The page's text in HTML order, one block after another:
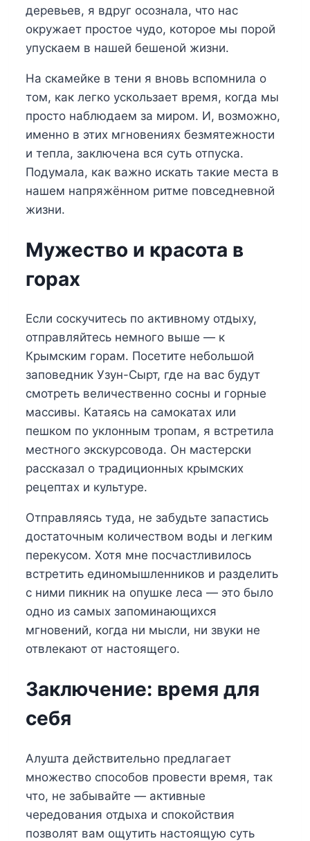
деревьев, я вдруг осознала, что нас
окружает простое чудо, которое мы порой
упускаем в нашей бешеной жизни.
На скамейке в тени я вновь вспомнила о
том, как легко ускользает время, когда мы
просто наблюдаем за миром. И, возможно,
именно в этих мгновениях безмятежности
и тепла, заключена вся суть отпуска.
Подумала, как важно искать такие места в
нашем напряжённом ритме повседневной
жизни.
Мужество и красота в
горах
Если соскучитесь по активному отдыху,
отправляйтесь немного выше — к
Крымским горам. Посетите небольшой
заповедник Узун-Сырт, где на вас будут
смотреть величественно сосны и горные
массивы. Катаясь на самокатах или
пешком по уклонным тропам, я встретила
местного экскурсовода. Он мастерски
рассказал о традиционных крымских
рецептах и культуре.
Отправляясь туда, не забудьте запастись
достаточным количеством воды и легким
перекусом. Хотя мне посчастливилось
встретить единомышленников и разделить
с ними пикник на опушке леса — это было
одно из самых запоминающихся
мгновений, когда ни мысли, ни звуки не
отвлекают от настоящего.
Заключение: время для
себя
Алушта действительно предлагает
множество способов провести время, так
что, не забывайте — активные
чередования отдыха и спокойствия
позволят вам ощутить настоящую суть